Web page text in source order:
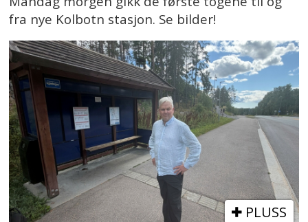
fra nye Kolbotn stasjon. Se bilder!
PLUSS